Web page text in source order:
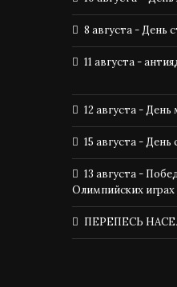
8 августа - День
11 августа -
12 августа -
15 августа - День
13 августа -
Олимпийских играх
ПЕРЕПЕСЬ